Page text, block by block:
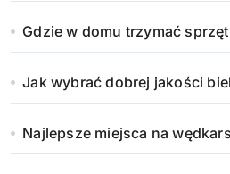
Gdzie w domu trzymać
Jak wybrać dobrej jakości
Najlepsze miejsca na